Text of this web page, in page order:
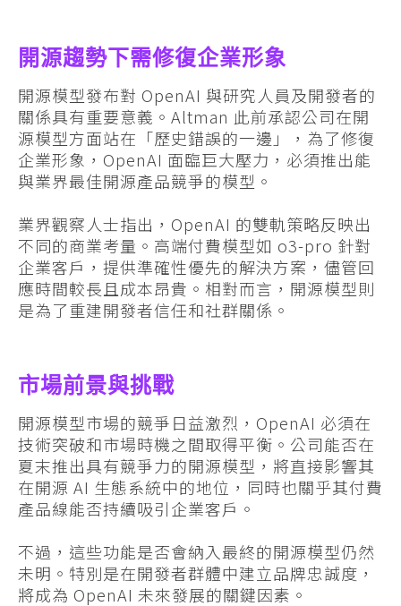
開源趨勢下需修復企業形象
開源模型發布對 OpenAI 與研究人員及開發者的
關係具有重要意義。Altman 此前承認公司在開
源模型方面站在「歷史錯誤的一邊」，為了修復
企業形象，OpenAI 面臨巨大壓力，必須推出能
與業界最佳開源產品競爭的模型。
業界觀察人士指出，OpenAI 的雙軌策略反映出
不同的商業考量。高端付費模型如 o3-pro 針對
企業客戶，提供準確性優先的解決方案，儘管回
應時間較長且成本昂貴。相對而言，開源模型則
是為了重建開發者信任和社群關係。
市場前景與挑戰
開源模型市場的競爭日益激烈，OpenAI 必須在
技術突破和市場時機之間取得平衡。公司能否在
夏末推出具有競爭力的開源模型，將直接影響其
在開源 AI 生態系統中的地位，同時也關乎其付費
產品線能否持續吸引企業客戶。
不過，這些功能是否會納入最終的開源模型仍然
未明。特別是在開發者群體中建立品牌忠誠度，
將成為 OpenAI 未來發展的關鍵因素。